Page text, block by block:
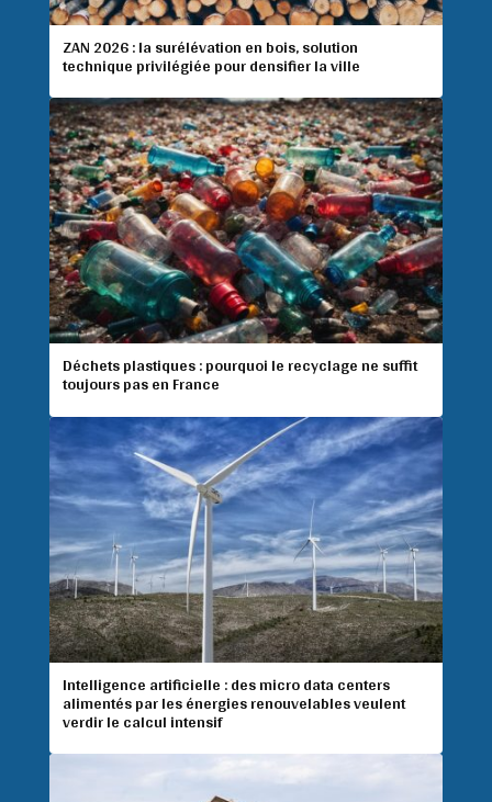
ZAN 2026 : la surélévation en bois, solution
technique privilégiée pour densifier la ville
Déchets plastiques : pourquoi le recyclage ne suffit
toujours pas en France
Intelligence artificielle : des micro data centers
alimentés par les énergies renouvelables veulent
verdir le calcul intensif